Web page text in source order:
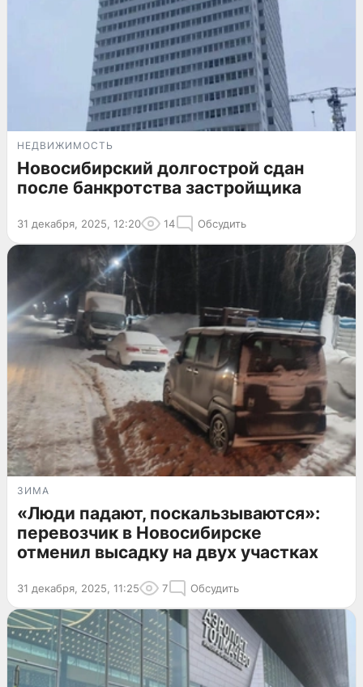
НЕДВИЖИМОСТЬ
Новосибирский долгострой сдан
после банкротства застройщика
31 декабря, 2025, 12:20 14 Обсудить
ЗИМА
«Люди падают, поскальзываются»:
перевозчик в Новосибирске
отменил высадку на двух участках
31 декабря, 2025, 11:25 7 Обсудить